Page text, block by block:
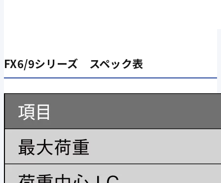
FX6/9シリーズ スペック表